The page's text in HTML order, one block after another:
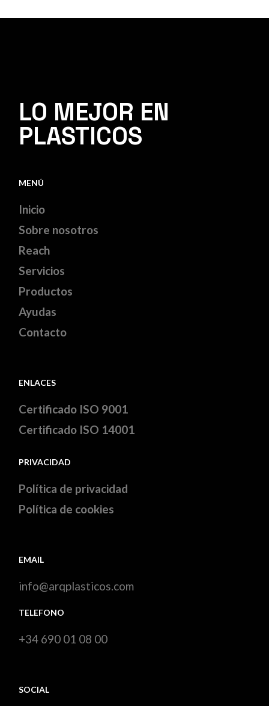
LO MEJOR EN
PLASTICOS
MENÚ
Inicio
Sobre nosotros
Reach
Servicios
Productos
Ayudas
Contacto
ENLACES
Certificado ISO 9001
Certificado ISO 14001
PRIVACIDAD
Política de privacidad
Política de cookies
EMAIL
info@arqplasticos.com
TELEFONO
+34 690 01 08 00
SOCIAL